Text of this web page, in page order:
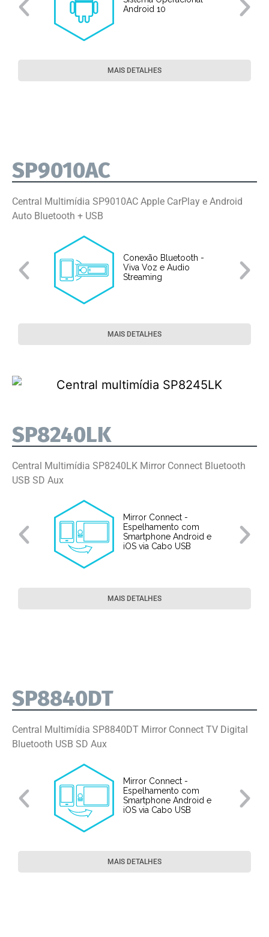
Android 10
MAIS DETALHES
SP9010AC
Central Multimídia SP9010AC Apple CarPlay e Android
Auto Bluetooth + USB
Conexão Bluetooth -
Viva Voz e Audio
Streaming
MAIS DETALHES
SP8240LK
Central Multimídia SP8240LK Mirror Connect Bluetooth
USB SD Aux
Mirror Connect -
Espelhamento com
Smartphone Android e
iOS via Cabo USB
MAIS DETALHES
SP8840DT
Central Multimídia SP8840DT Mirror Connect TV Digital
Bluetooth USB SD Aux
Mirror Connect -
Espelhamento com
Smartphone Android e
iOS via Cabo USB
MAIS DETALHES